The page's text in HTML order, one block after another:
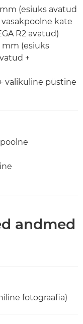
(esiuks avatud
kate
R2 avatud)
mm (esiuks
+
valikuline püstine
andmed
fotograafia)